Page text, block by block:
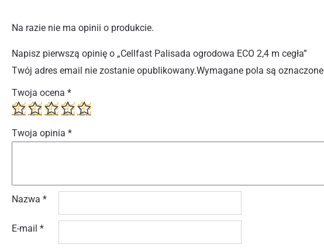
Na razie nie ma opinii o produkcie.
Napisz pierwszą opinię o „Cellfast Palisada ogrodowa ECO 2,4 m cegła”
Twój adres email nie zostanie opublikowany.Wymagane pola są oznaczone
Twoja ocena *
Twoja opinia *
Nazwa *
E-mail *